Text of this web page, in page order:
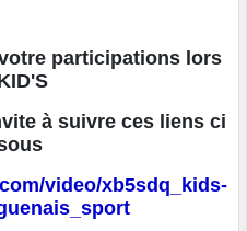
participations lors
à suivre ces liens ci
video/xb5sdq_kids-